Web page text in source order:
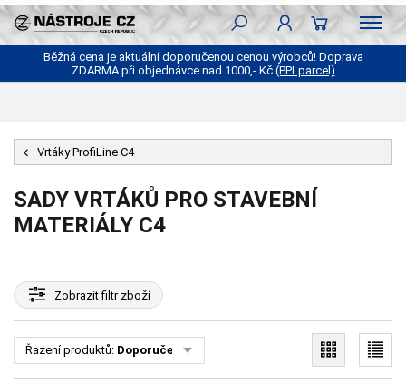
Běžná cena je aktuální doporučenou cenou výrobců! Doprava
ZDARMA při objednávce nad 1000,- Kč (PPLparcel)
Vrtáky ProfiLine C4
SADY VRTÁKŮ PRO STAVEBNÍ
MATERIÁLY C4
Zobrazitfiltr zboží
Řazení produktů: Doporučené